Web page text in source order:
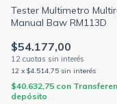
Tester Multimetro
Manual Baw RM113D
$54.177,00
12 x $4.514,75 sin interés
$40.632,75 con
depósito